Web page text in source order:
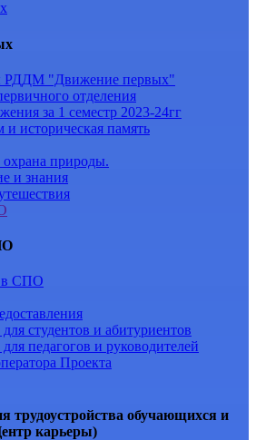
РДДМ "Движение первых"
отделения
за 1 семестр 2023-24гг
и историческая память
охрана природы.
и знания
в СПО
студентов и абитуриентов
педагогов и руководителей
Проекта
трудоустройства обучающихся и
карьеры)